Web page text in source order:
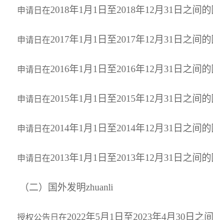
申请日在2018年1月1日至2018年12月31日之间
申请日在2017年1月1日至2017年12月31日之间
申请日在2016年1月1日至2016年12月31日之间
申请日在2015年1月1日至2015年12月31日之间
申请日在2014年1月1日至2014年12月31日之间
申请日在2013年1月1日至2013年12月31日之间
（二）国外发明zhuanli
授权公告日在2022年5月1日至2023年4月30日之